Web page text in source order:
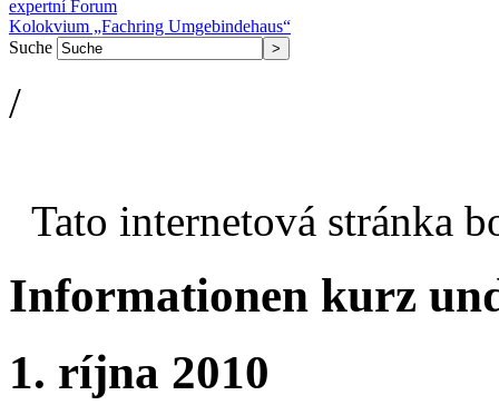
expertní Forum
Kolokvium „Fachring Umgebindehaus“
Suche
/
Tato internetová stránka
Informationen kurz
1. ríjna 2010